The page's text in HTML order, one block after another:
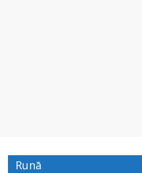
Runā